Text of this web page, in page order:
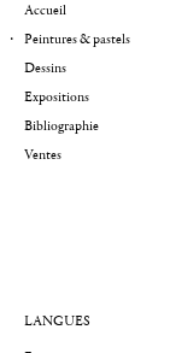
Accueil
Peintures & pastels
Dessins
Expositions
Bibliographie
Ventes
LANGUES